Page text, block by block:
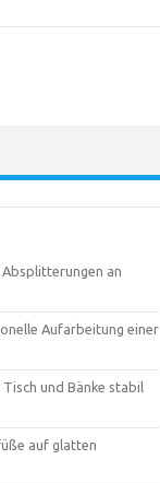
an
Aufarbeitung einer
und Bänke stabil
auf glatten